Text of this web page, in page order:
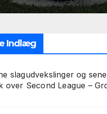
Indlæg
slagudvekslinger og
over Second League –